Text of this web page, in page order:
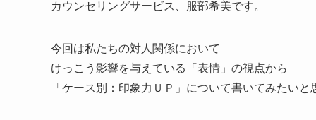
カウンセリングサービス、服部希美です。
今回は私たちの対人関係において
けっこう影響を与えている「表情」の視点から
「ケース別：印象力ＵＰ」について書いてみたいと